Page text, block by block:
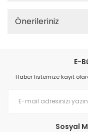
Önerileriniz
E-
Haber listemize kayıt
Sosyal